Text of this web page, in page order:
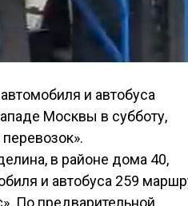
и автобуса
Москвы в субботу,
в районе дома 40,
и автобуса 259
По предварительной